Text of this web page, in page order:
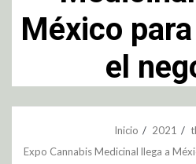
México
el
Inicio 2021
Expo Cannabis Medicinal llega a